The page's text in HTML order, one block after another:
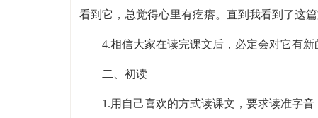
看到它，总觉得心里有疙瘩。直到我看到了这
4.相信大家在读完课文后，必定会对它有新
二、初读
1.用自己喜欢的方式读课文，要求读准字音